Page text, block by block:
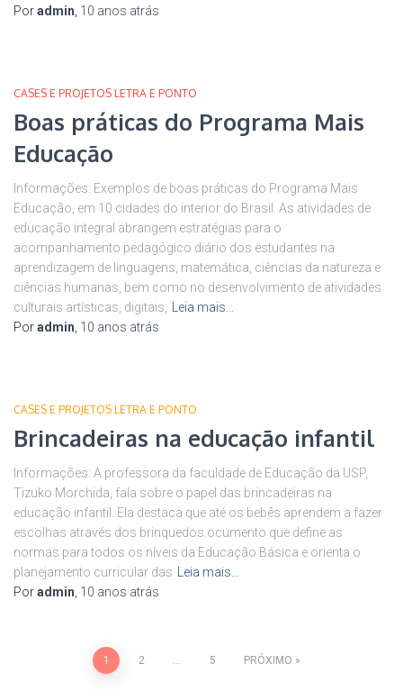
Poradmin 10 anos atrás
CASES E PROJETOS LETRA E PONTO
Boas práticas do Programa Mais
Educação
Informações: Exemplos de boas práticas do Programa Mais
Educação, em 10 cidades do interior do Brasil. As atividades de
educação integral abrangem estratégias para o
acompanhamento pedagógico diário dos estudantes na
aprendizagem de linguagens, matemática, ciências da natureza e
ciências humanas, bem como no desenvolvimento de atividades
culturais artísticas, digitais,
Leia mais…
Poradmin 10 anos atrás
CASES E PROJETOS LETRA E PONTO
Brincadeiras na educação infantil
Informações: A professora da faculdade de Educação da USP,
Tizuko Morchida, fala sobre o papel das brincadeiras na
educação infantil. Ela destaca que até os bebês aprendem a fazer
escolhas através dos brinquedos.ocumento que define as
normas para todos os níveis da Educação Básica e orienta o
planejamento curricular das
Leia mais…
Poradmin 10 anos atrás
Paginação
1 2 … 5 PRÓXIMO